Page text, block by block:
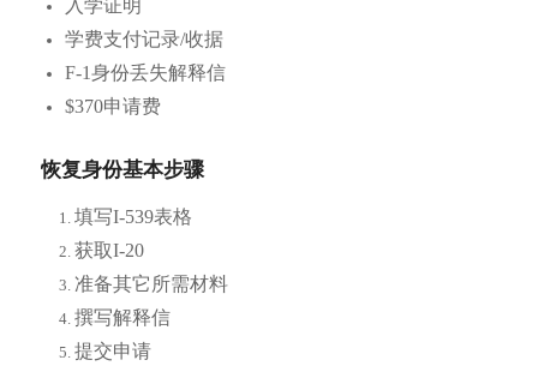
入学证明
学费支付记录/收据
F-1身份丢失解释信
$370申请费
恢复身份基本步骤
填写I-539表格
获取I-20
准备其它所需材料
撰写解释信
提交申请